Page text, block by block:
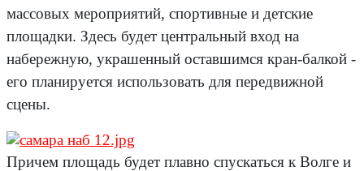
массовых мероприятий, спортивные и детские
площадки. Здесь будет центральный вход на
набережную, украшенный оставшимся кран-балкой -
его планируется использовать для передвижной
сцены.
Причем площадь будет плавно спускаться к Волге и